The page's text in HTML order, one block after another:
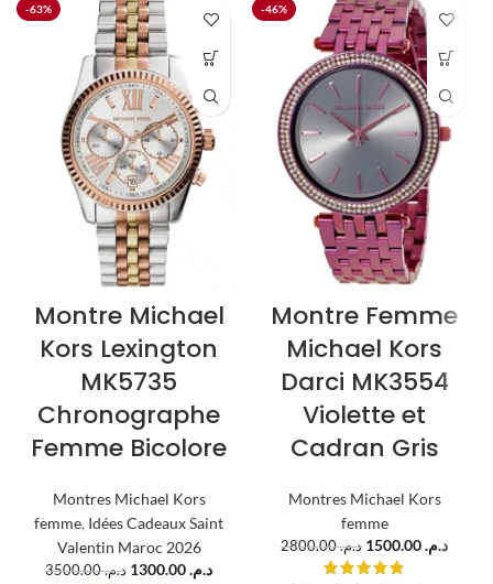
-63%
Montre Michael
Kors Lexington
MK5735
Chronographe
Femme Bicolore
Montres Michael Kors
femme, Idées Cadeaux Saint
Valentin Maroc 2026
د.م.3500.00 د.م.
-46%
Montre Femme
Michael Kors
Darci MK3554
Violette et
Cadran Gris
Montres Michael Kors
femme
د.م.2800.00 د.م.